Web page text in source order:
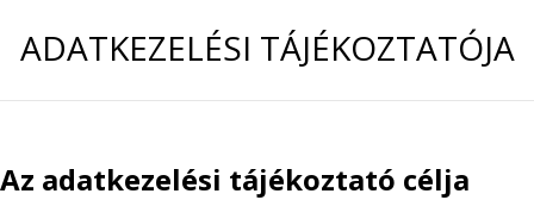
- Basics
- Sales, offers, promotions
ADATKEZELÉSI TÁJÉKOZTATÓJA
Az adatkezelési tájékoztató célja